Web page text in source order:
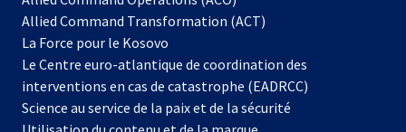
dans
nouvel
onglet
Allied Command Transformation (ACT)
La Force pour le Kosovo
dans
un
nouvel
Le Centre euro-atlantique de coordination des
interventions en cas de catastrophe (EADRCC)
Science au service de la paix et de la sécurité